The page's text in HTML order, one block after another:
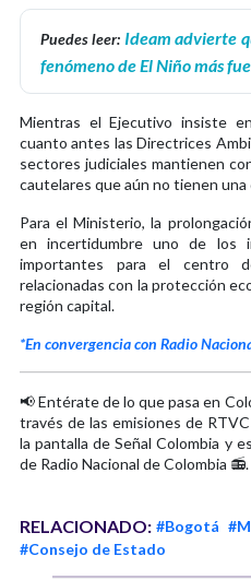
Puedes leer: Ideam advierte
fenómeno de El Niño más
Mientras el Ejecutivo insiste
cuanto antes las Directrices
sectores judiciales mantienen
cautelares que aún no tienen
Para el Ministerio, la
en incertidumbre uno de los
importantes para el centro
relacionadas con la protección
región capital.
*En convergencia con Radio
📢 Entérate de lo que pasa en
través de las emisiones de
la pantalla de Señal Colombia y
de Radio Nacional de Colombia 📻.
RELACIONADO: #Bogotá
#Consejo de Estado